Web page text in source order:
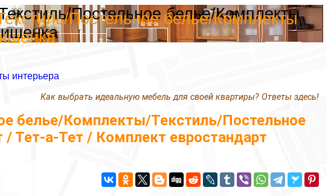
Постельное белье/Комплекты
Постельное белье/Комплекты
интерьера
Как выбрать идеальную мебель для своей квартиры? Ответы здесь!
белье/Комплекты/Текстиль/Постельное
Тет-а-Тет / Комплект евростандарт